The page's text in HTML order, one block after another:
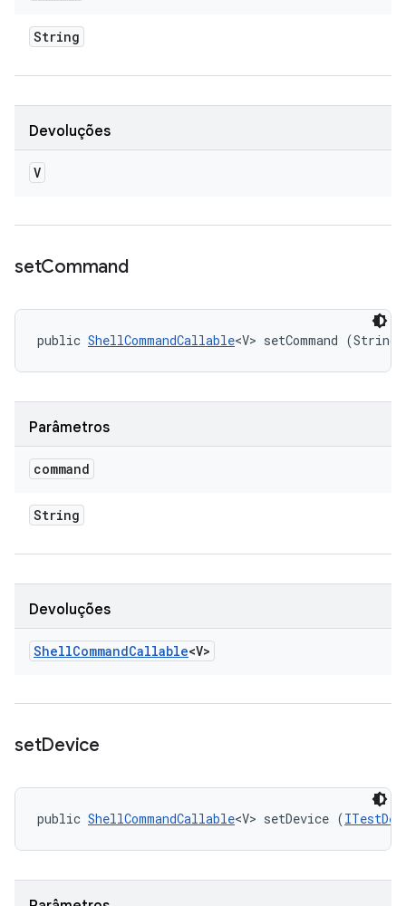
String
Devoluções
V
setCommand
public ShellCommandCallable<V> setCommand (String
Parâmetros
command
String
Devoluções
ShellCommandCallable<V>
setDevice
public ShellCommandCallable<V> setDevice (